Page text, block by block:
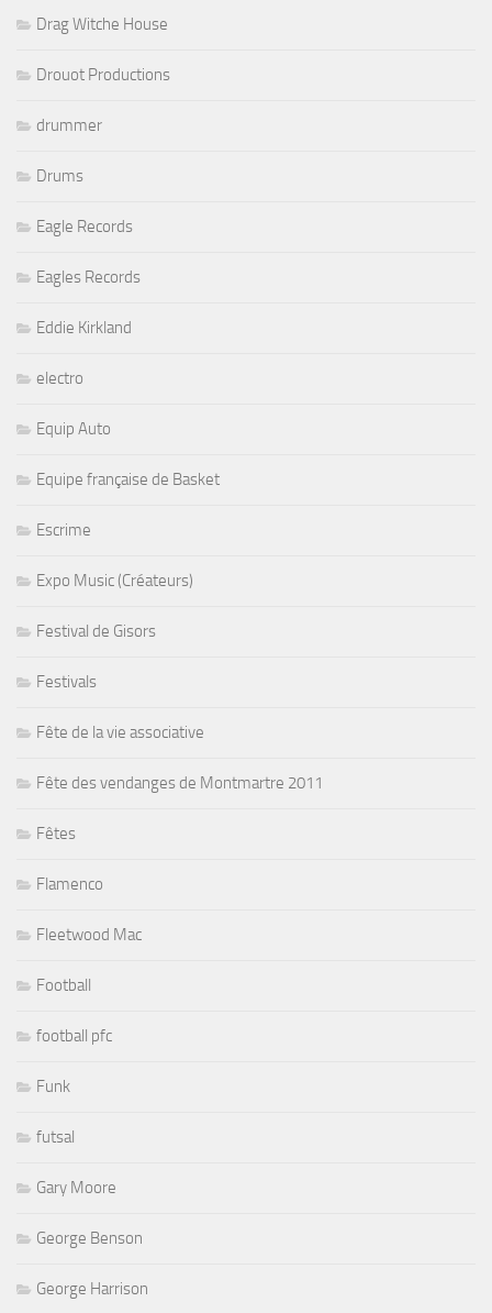
Drag Witche House
Drouot Productions
drummer
Drums
Eagle Records
Eagles Records
Eddie Kirkland
electro
Equip Auto
Equipe française de Basket
Escrime
Expo Music (Créateurs)
Festival de Gisors
Festivals
Fête de la vie associative
Fête des vendanges de Montmartre 2011
Fêtes
Flamenco
Fleetwood Mac
Football
football pfc
Funk
futsal
Gary Moore
George Benson
George Harrison